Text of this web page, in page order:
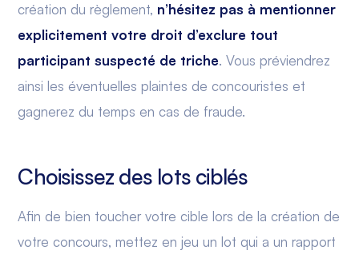
création du règlement, n’hésitez pas à mentionner
explicitement votre droit d’exclure tout
participant suspecté de triche. Vous préviendrez
ainsi les éventuelles plaintes de concouristes et
gagnerez du temps en cas de fraude.
Choisissez des lots ciblés
Afin de bien toucher votre cible lors de la création de
votre concours, mettez en jeu un lot qui a un rapport